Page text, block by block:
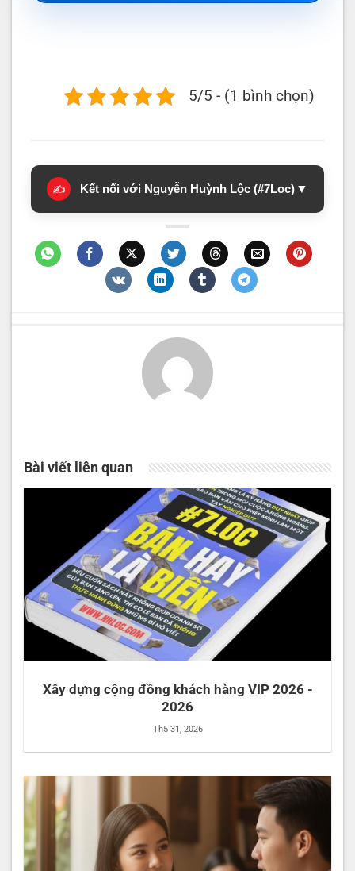
5/5 - (1 bình chọn)
✍️ Kết nối với Nguyễn Huỳnh Lộc (#7Loc) ▼
Bài viết liên quan
Xây dựng cộng đồng khách hàng VIP 2026 -
2026
Th5 31, 2026